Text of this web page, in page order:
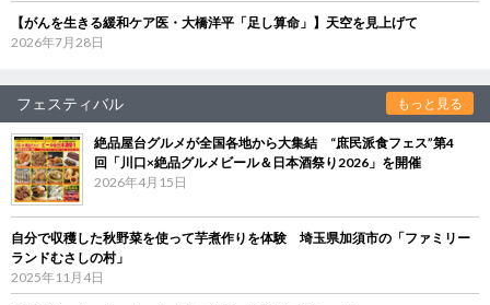
【がんを生きる緩和ケア医・大橋洋平「足し算命」】天空を見上げて
2026年7月28日
フェスティバル もっと見る
絶品屋台グルメが全国各地から大集結 “庶民派食フェス”第4
回「川口×絶品グルメビール＆日本酒祭り2026」を開催
2026年4月15日
自分で収穫した秋野菜を使って芋煮作りを体験 埼玉県加須市の「ファミリー
ランドむさしの村」
2025年11月4日